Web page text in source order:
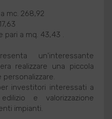
mc. 268,92
pari a mq. 43,43 .
un'interessante
realizzare una piccola
investitori interessati a
e valorizzazione
impianti.